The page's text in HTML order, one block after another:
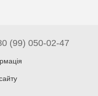
(99) 050-02-47